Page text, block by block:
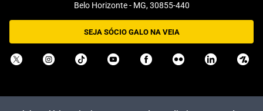
Belo Horizonte - MG, 30855-440
SEJA SÓCIO GALO NA VEIA